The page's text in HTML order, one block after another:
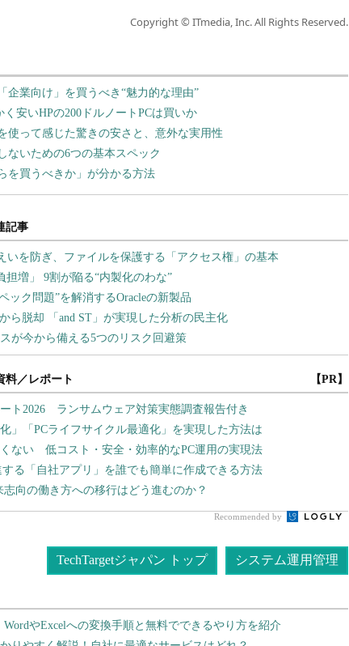
Copyright © ITmedia, Inc. All Rights Reserved.
企業向け」を買うべき“魅力的な理由”
安いHPの200ドルノートPCは買いか
使って感じた驚きの安さと、意外な実用性
ないための6つの基本スペック
を買うべきか」が分かる方法
料／レポート 【PR】
ート2026 ランサムウェア対策実態調査報告付き
」「PCライフサイクル最適化」を実現した方法は
ない 低コスト・安全・効率的なPC運用の実現法
る「自社アプリ」を誰でも簡単に作成できる方法
向の働き方への移行はどう進むのか？
Recommended by
TechTargetジャパン トップ システム運用管理
やExcelへの変換手順と無料でできるやり方を紹介